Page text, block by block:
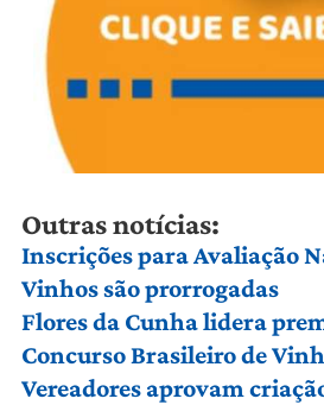
Outras notícias:
Inscrições para Avaliação
Vinhos são prorrogadas
Flores da Cunha lidera
Concurso Brasileiro de
Vereadores aprovam